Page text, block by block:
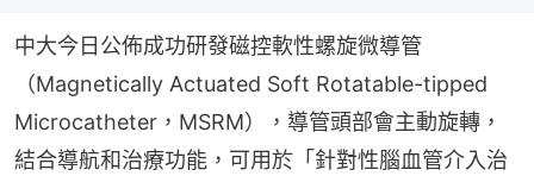
中大今日公佈成功研發磁控軟性螺旋微導管
（Magnetically Actuated Soft Rotatable-tipped
Microcatheter，MSRM），導管頭部會主動旋轉，
結合導航和治療功能，可用於「針對性腦血管介入治